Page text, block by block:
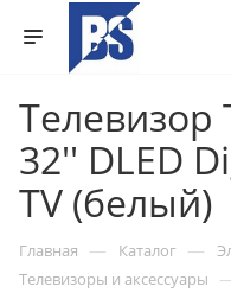
Телевизор
32'' DLED
TV (белый)
Главная — Каталог —
Телевизоры и аксессуары